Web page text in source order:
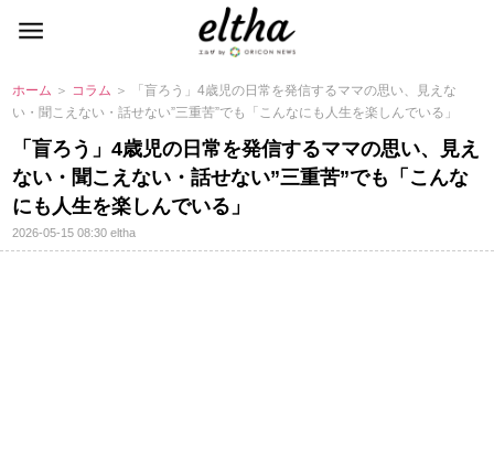
ホーム ＞ コラム ＞ 「盲ろう」4歳児の日常を発信するママの思い、見えな
い・聞こえない・話せない”三重苦”でも「こんなにも人生を楽しんでいる」
「盲ろう」4歳児の日常を発信するママの思い、見え
ない・聞こえない・話せない”三重苦”でも「こんな
にも人生を楽しんでいる」
2026-05-15 08:30eltha